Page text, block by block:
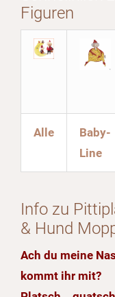
Figuren
Alle
Baby-
Line
Info zu
& Hund
Ach du meine
kommt ihr mit?